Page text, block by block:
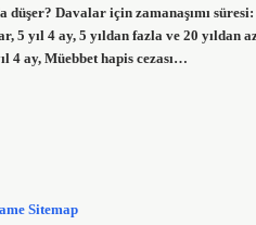
düşer? Davalar için zamanaşımı
5 yıl 4 ay, 5 yıldan fazla ve 20 yıldan
4 ay, Müebbet hapis cezası…
Sitemap